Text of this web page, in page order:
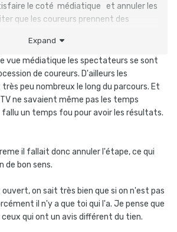
le coté médiatique et annuler les
que les coureurs prennent des
show bizz médiatique et le sport. Il
sur le mode" de fonctionnement
de porter des critiques trop
Expand
vue médiatique les spectateurs se sont
de coureurs. D'ailleurs les
peu nombreux le long du parcours. Et
ne savaient même pas les temps
un temps fou pour avoir les résultats.
il fallait donc annuler l'étape, ce qui
de bon sens.
on sait très bien que si on n'est pas
il n'y a que toi qui l'a. Je pense que
qui ont un avis différent du tien.